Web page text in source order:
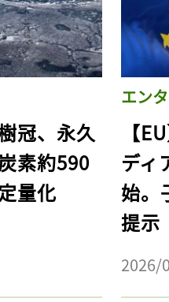
冠、永久
素約590
量化
エン
【
ディ
始。
提示
2026/
お気に入りに